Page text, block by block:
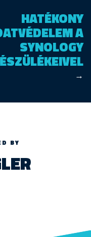
HATÉKONY
A
SYNOLOGY
→
BY